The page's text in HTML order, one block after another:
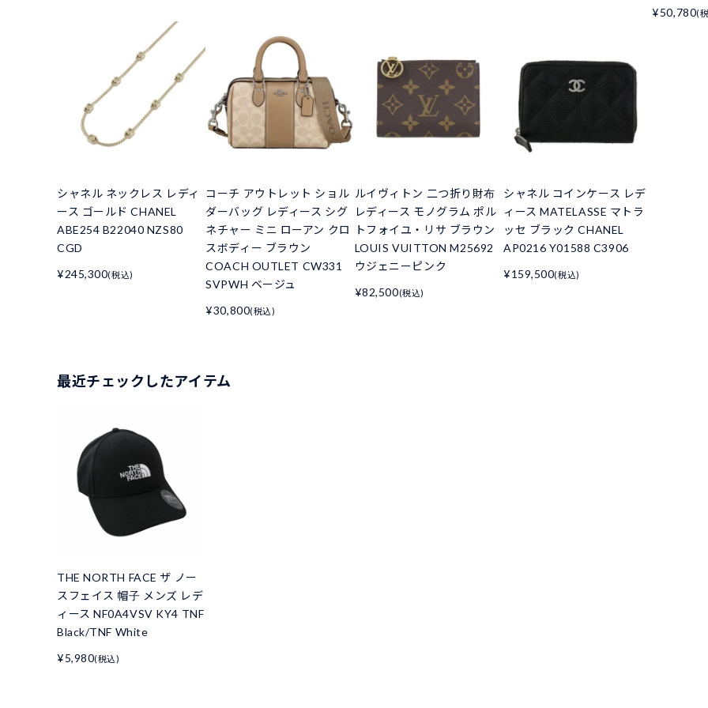
¥50,780(
シャネル ネックレス レディ
ース ゴールド CHANEL
ABE254 B22040 NZS80
CGD
¥245,300(税込)
コーチ アウトレット ショル
ダーバッグ レディース シグ
ネチャー ミニ ローアン クロ
スボディー ブラウン
COACH OUTLET CW331
SVPWH ベージュ
¥30,800(税込)
ルイヴィトン 二つ折り財布
レディース モノグラム ポル
トフォイユ・リサ ブラウン
LOUIS VUITTON M25692
ウジェニーピンク
¥82,500(税込)
シャネル コインケース レデ
ィース MATELASSE マトラ
ッセ ブラック CHANEL
AP0216 Y01588 C3906
¥159,500(税込)
最近チェックしたアイテム
THE NORTH FACE ザ ノー
スフェイス 帽子 メンズ レデ
ィース NF0A4VSV KY4 TNF
Black/TNF White
¥5,980(税込)